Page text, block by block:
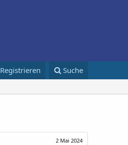
Registrieren Suche
2 Mai 2024